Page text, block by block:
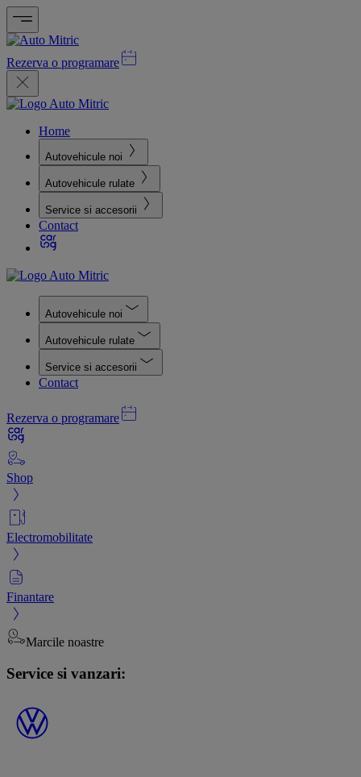
Rezerva o programare
Home
Autovehicule noi
Autovehicule rulate
Service si accesorii
Contact
Autovehicule noi
Autovehicule rulate
Service si accesorii
Contact
Rezerva o programare
Shop
Electromobilitate
Finantare
Marcile noastre
Service si vanzari: